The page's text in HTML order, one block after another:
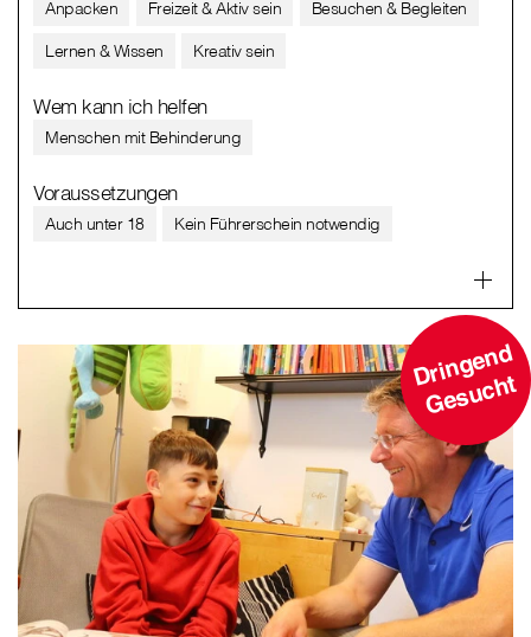
Anpacken Freizeit & Aktiv sein
Besuchen & Begleiten
Lernen & Wissen
Kreativ sein
Wem kann ich helfen
Menschen mit Behinderung
Voraussetzungen
Auch unter 18 Kein Führerschein notwendig
D
ri
n
g
e
n
d
G
e
s
u
c
ht